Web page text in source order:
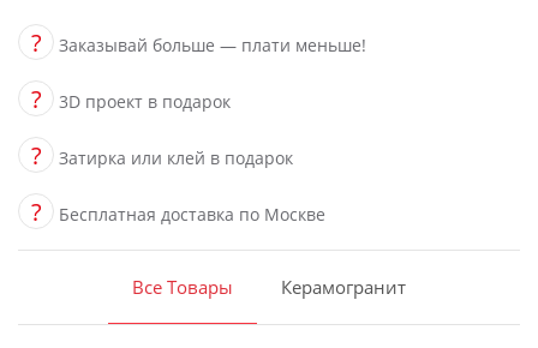
? Заказывай больше — плати меньше!
? 3D проект в подарок
? Затирка или клей в подарок
? Бесплатная доставка по Москве
Все Товары Керамогранит